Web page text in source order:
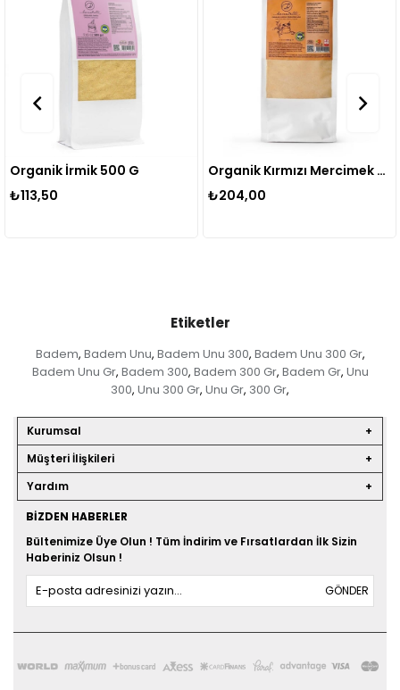
Organik İrmik 500 G
₺113,50
Organik Kırmızı Mercimek Unu 500 G
₺204,00
Etiketler
Badem, Badem Unu, Badem Unu 300, Badem Unu 300 Gr,
Badem Unu Gr, Badem 300, Badem 300 Gr, Badem Gr, Unu
300, Unu 300 Gr, Unu Gr, 300 Gr,
Kurumsal
Müşteri İlişkileri
Yardım
BIZDEN HABERLER
Bültenimize Üye Olun ! Tüm İndirim ve Fırsatlardan İlk Sizin
Haberiniz Olsun !
GÖNDER